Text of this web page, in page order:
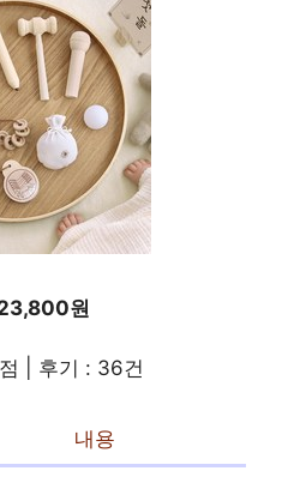
원
| 후기 : 36건
내용